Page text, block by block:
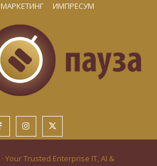
МАРКЕТИНГ ИМПРЕСУМ
· Your Trusted Enterprise IT, AI &